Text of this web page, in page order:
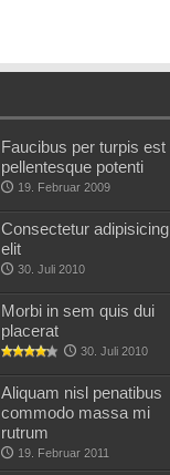
Faucibus per turpis est
pellentesque potenti
19. Februar 2009
Consectetur adipisicing
elit
30. Juli 2010
Morbi in sem quis dui
placerat
30. Juli 2010
Aliquam nisl penatibus
commodo massa mi
rutrum
19. Februar 2011